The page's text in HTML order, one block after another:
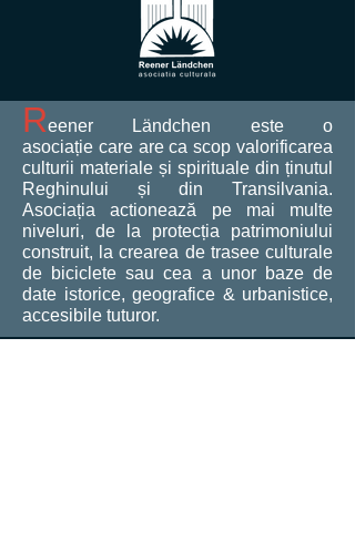
Reener Ländchen este o
asociație care are ca scop valorificarea
culturii materiale și spirituale din ținutul
Reghinului și din Transilvania.
Asociația actionează pe mai multe
niveluri, de la protecția patrimoniului
construit, la crearea de trasee culturale
de biciclete sau cea a unor baze de
date istorice, geografice & urbanistice,
accesibile tuturor.